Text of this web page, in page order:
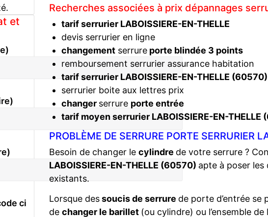
et
ci
Recherches associées à prix dépannages
tarif serrurier LABOISSIERE-EN-THELLE
devis serrurier en ligne
changementserrureporte blindée 3 points
remboursement serrurier assurance habitation
tarif serrurier LABOISSIERE-EN-THELLE (60570)
serrurier boite aux lettres prix
changer serrure porte entrée
tarif moyen serrurier LABOISSIERE-EN-THELLE
PROBLÈME DE SERRURE PORTE SERRURIER
Besoin de changer le cylindre de votre serrure ?
LABOISSIERE-EN-THELLE (60570) apte à poser
existants.
Lorsque dessoucis de serrure de porte d’entrée se
de changer le barillet (ou cylindre) ou l’ensemble